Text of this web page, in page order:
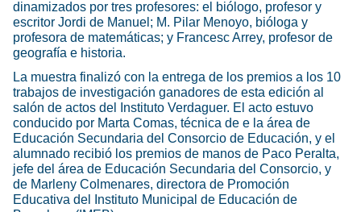
dinamizados por tres profesores: el biólogo, profesor y
escritor Jordi de Manuel; M. Pilar Menoyo, bióloga y
profesora de matemáticas; y Francesc Arrey, profesor de
geografía e historia.
La muestra finalizó con la entrega de los premios a los 10
trabajos de investigación ganadores de esta edición al
salón de actos del Instituto Verdaguer. El acto estuvo
conducido por Marta Comas, técnica de e la área de
Educación Secundaria del Consorcio de Educación, y el
alumnado recibió los premios de manos de Paco Peralta,
jefe del área de Educación Secundaria del Consorcio, y
de Marleny Colmenares, directora de Promoción
Educativa del Instituto Municipal de Educación de